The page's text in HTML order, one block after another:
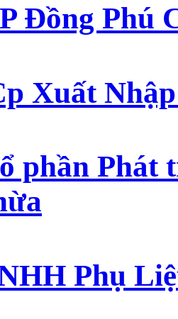
Đồng Phú
Xuất
phần Phát
Phụ